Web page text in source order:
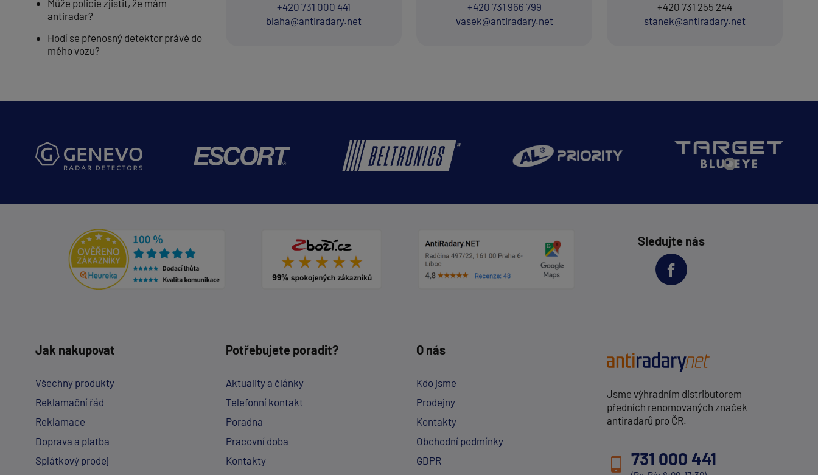
Může policie zjistit, že mám
antiradar?
Hodí se přenosný detektor právě do
mého vozu?
+420 731 000 441
blaha@antiradary.net
+420 731 966 799
vasek@antiradary.net
+420 731 255 244
stanek@antiradary.net
Sledujte nás
Jak nakupovat
Všechny produkty
Reklamační řád
Reklamace
Doprava a platba
Splátkový prodej
Potřebujete poradit?
Aktuality a články
Telefonní kontakt
Poradna
Pracovní doba
Kontakty
O nás
Kdo jsme
Prodejny
Kontakty
Obchodní podmínky
GDPR
Jsme výhradním distributorem
předních renomovaných značek
antiradarů pro ČR.
731 000 441